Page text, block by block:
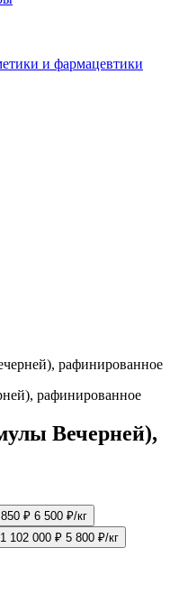
и фармацевтики
рафинированное
Вечерней),
₽ 6 500 ₽/кг
102 000 ₽ 5 800 ₽/кг